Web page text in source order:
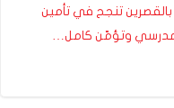
تنجح في تأمين